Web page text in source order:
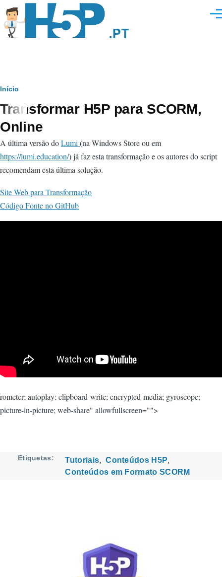
Passar para o conteúdo principal
Navegação
estrutural
Início
Transformar H5P para SCORM,
Online
A última versão doLumi (na Windows Store ou em
https://lumi.education/) já faz esta transformação e os autores do script
recomendam esta última solução.
Site Web para Transformação
Código Fonte no GitHub
rometer; autoplay; clipboard-write; encrypted-media; gyroscope;
picture-in-picture; web-share" allowfullscreen="">
Etiquetas Tutoriais
Conteúdos H5P
Conteúdos em Formato SCORM